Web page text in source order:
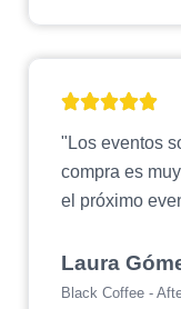
"Los eventos
compra es
el próximo
Laura
Black Coffee -